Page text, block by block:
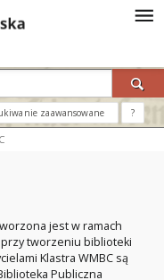
zaawansowane ?
jest w ramach
tworzeniu biblioteki
Klastra WMBC są
Publiczna